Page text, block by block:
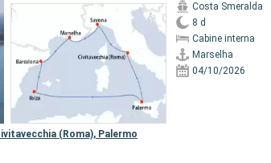
Costa Smeralda
8 d
Cabine interna
Marselha
04/10/2026
(Roma), Palermo